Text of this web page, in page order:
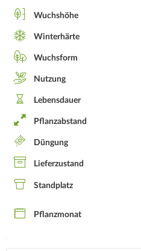
Wuchshöhe
Winterhärte
Wuchsform
Nutzung
Lebensdauer
Pflanzabstand
Düngung
Lieferzustand
Standplatz
Pflanzmonat